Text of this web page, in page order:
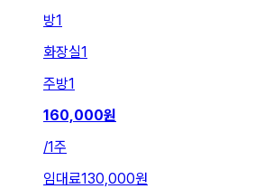
방1
화장실1
주방1
160,000원
/1주
임대료130,000원